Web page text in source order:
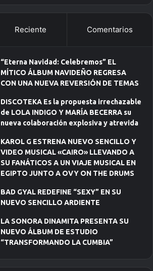
Reciente Comentarios
“Eterna Navidad: Celebremos” EL
MÍTICO ÁLBUM NAVIDEÑO REGRESA
CON UNA NUEVA REVERSIÓN DE TEMAS
DISCOTEKA Es la propuesta irrechazable
de LOLA INDIGO Y MARÍA BECERRA su
nueva colaboración explosiva y atrevida
KAROL G ESTRENA NUEVO SENCILLO Y
VIDEO MUSICAL «CAIRO» LLEVANDO A
SU FANÁTICOS A UN VIAJE MUSICAL EN
EGIPTO JUNTO A OVY ON THE DRUMS
BAD GYAL REDEFINE “SEXY” EN SU
NUEVO SENCILLO ARDIENTE
LA SONORA DINAMITA PRESENTA SU
NUEVO ÁLBUM DE ESTUDIO
“TRANSFORMANDO LA CUMBIA”